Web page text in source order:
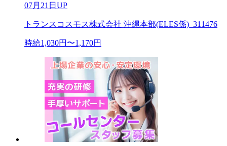
07月21日UP
トランスコスモス株式会社 沖縄本部(ELES係)_311476
時給1,030円〜1,170円